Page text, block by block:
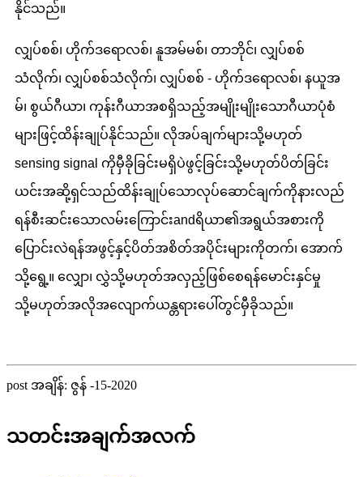
နိုင်သည်။
လျှပ်စစ်၊ ဟိုက်ဒရောလစ်၊ နူအမ်မစ်၊ တာဘိုင်၊ လျှပ်စစ်
သံလိုက်၊ လျှပ်စစ်သံလိုက်၊ လျှပ်စစ် - ဟိုက်ဒရောလစ်၊ နယူအ
မ်၊ စွယ်ဂီယာ၊ ကုန်းဂီယာအစရှိသည့်အမျိုးမျိုးသောဂီယာပုံစံ
များဖြင့်ထိန်းချုပ်နိုင်သည်။ လိုအပ်ချက်များသို့မဟုတ်
sensing signal ကိုမှီခိုခြင်းမရှိပဲဖွင့်ခြင်းသို့မဟုတ်ပိတ်ခြင်း
ယင်းအဆို့ရှင်သည်ထိန်းချုပ်သောလုပ်ဆောင်ချက်ကိုနားလည်
ရန်စီးဆင်းသောလမ်းကြောင်းandရိယာ၏အရွယ်အစားကို
ပြောင်းလဲရန်အဖွင့်နှင့်ပိတ်အစိတ်အပိုင်းများကိုတက်၊ အောက်
သို့ရွေ့။ လျှော၊ လွှဲသို့မဟုတ်အလှည့်ဖြစ်စေရန်မောင်းနှင်မှု
သို့မဟုတ်အလိုအလျောက်ယန္တရားပေါ်တွင်မှီခိုသည်။
post အချိန်: ဇွန် -15-2020
သတင်းအချက်အလက်